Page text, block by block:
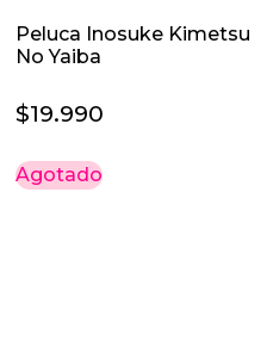
Peluca Inosuke Kimetsu
No Yaiba
$19.990
Agotado